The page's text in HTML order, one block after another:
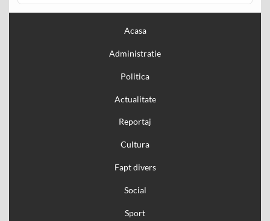
Acasa
Administratie
Politica
Actualitate
Reportaj
Cultura
Fapt divers
Social
Sport